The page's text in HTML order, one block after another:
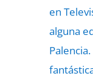
en
alguna